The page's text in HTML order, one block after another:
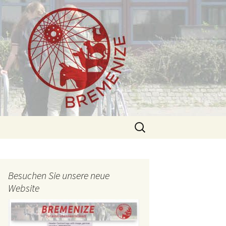
Suchen
nach:
Besuchen Sie unsere neue
Website